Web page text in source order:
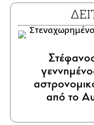
από το